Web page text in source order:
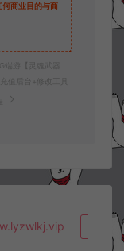
商业目的与商
端游【灵魂武器
值后台+修改工具
复